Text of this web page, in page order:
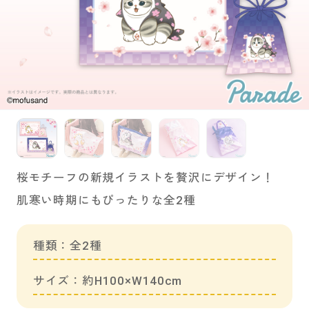
CAPSULE TOY 公式 Instagram
プライバシーポリシー
桜モチーフの新規イラストを贅沢にデザイン！
肌寒い時期にもぴったりな全2種
種類：全2種
サイズ：約H100×W140cm